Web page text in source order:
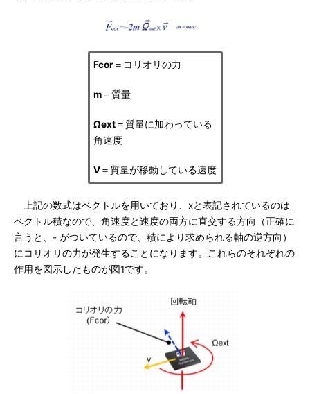
Fcor＝コリオリの力
m＝質量
Ωext＝質量に加わっている
角速度
V＝質量が移動している速度
上記の数式はベクトルを用いており、xと表記されているのは
ベクトル積なので、角速度と速度の両方に直交する方向（正確に
言うと、- がついているので、積により求められる軸の逆方向）
にコリオリの力が発生することになります。これらのそれぞれの
作用を図示したものが図1です。